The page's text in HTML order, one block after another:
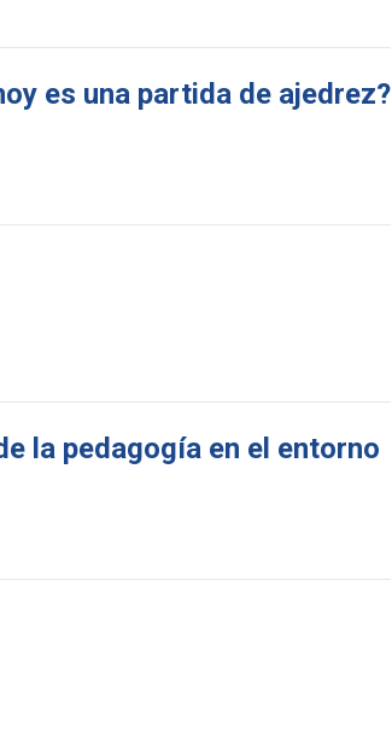
es una partida de ajedrez?
la pedagogía en el entorno